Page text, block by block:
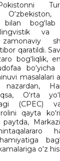
bilan
va
qaratildi.
bog‘liqlik,
masalalari
O‘rta
(CPEC)
qayta
o‘z